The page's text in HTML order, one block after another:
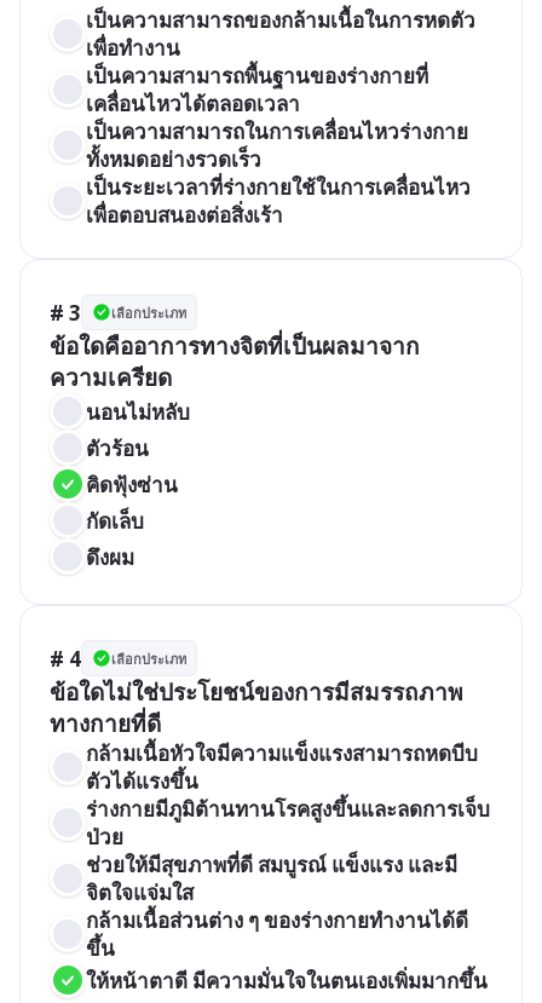
เป็นความสามารถของกล้ามเนื้อในการหดตัว
เพื่อทำงาน
เป็นความสามารถพื้นฐานของร่างกายที่
เป็นความสามารถในการเคลื่อนไหวร่างกาย
ทั้งหมดอย่างรวดเร็ว
เป็นระยะเวลาที่ร่างกายใช้ในการเคลื่อนไหว
เพื่อตอบสนองต่อสิ่งเร้า
# 3 เลือกประเภท
ข้อใดคืออาการทางจิตที่เป็นผลมาจาก
ความเครียด
ตัวร้อน
คิดฟุ้งซ่าน
กัดเล็บ
ดึงผม
# 4 เลือกประเภท
ข้อใดไม่ใช่ประโยชน์ของการมีสมรรถภาพ
ทางกายที่ดี
กล้ามเนื้อหัวใจมีความแข็งแรงสามารถหดบีบ
ตัวได้แรงขึ้น
ร่างกายมีภูมิต้านทานโรคสูงขึ้นและลดการเจ็บ
ป่วย
ช่วยให้มีสุขภาพที่ดี สมบูรณ์ แข็งแรง และมี
จิตใจแจ่มใส
กล้ามเนื้อส่วนต่าง ๆ ของร่างกายทำงานได้ดี
ขึ้น
ให้หน้าตาดี มีความมั่นใจในตนเองเพิ่มมากขึ้น